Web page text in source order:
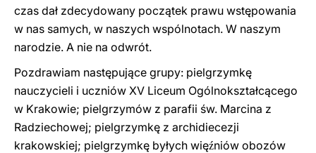
czas dał zdecydowany początek prawu wstępowania
w nas samych, w naszych wspólnotach. W naszym
narodzie. A nie na odwrót.
Pozdrawiam następujące grupy: pielgrzymkę
nauczycieli i uczniów XV Liceum Ogólnokształcącego
w Krakowie; pielgrzymów z parafii św. Marcina z
Radziechowej; pielgrzymkę z archidiecezji
krakowskiej; pielgrzymkę byłych więźniów obozów